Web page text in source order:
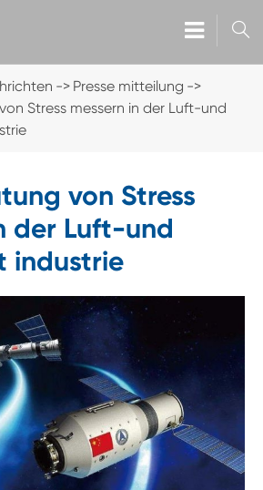

Presse mitteilung
Stress messern in der Luft-und
von Stress
der Luft-und
industrie